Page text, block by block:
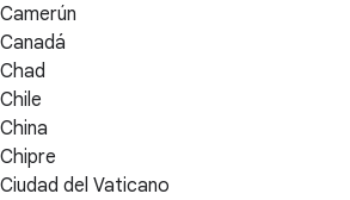
Camerún
Canadá
Chad
Chile
China
Chipre
Ciudad del Vaticano